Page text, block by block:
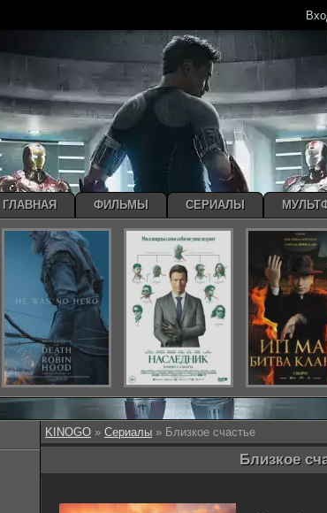
KINOGO » Сериалы » Близкое счастье
Близкое
ГЛАВНАЯ ФИЛЬМЫ СЕРИАЛЫ